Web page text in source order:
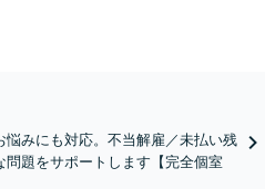
みにも対応。不当解雇／未払い残
題をサポートします【完全個室